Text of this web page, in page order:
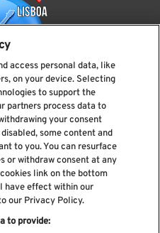
newsletter
privacidade
access personal data, like
on your device. Selecting
to support the
partners process data to
your consent
some content and
to you. You can resurface
or withdraw consent at any
link on the bottom
have effect within our
our Privacy Policy.
to provide: